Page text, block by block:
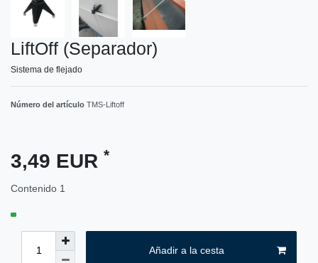
LiftOff (Separador)
Sistema de flejado
Número del artículo TMS-Liftoff
3,49 EUR *
Contenido 1
Añadir a la cesta